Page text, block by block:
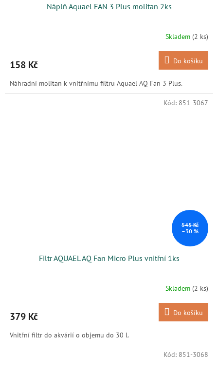
Náplň Aquael FAN 3 Plus molitan 2ks
Skladem (2 ks)
158 Kč Do košíku
Náhradní molitan k vnitřnímu filtru Aquael AQ Fan 3 Plus.
545 Kč
–30 %
Filtr AQUAEL AQ Fan Micro Plus vnitřní 1ks
Skladem (2 ks)
379 Kč Do košíku
Vnitřní filtr do akvárií o objemu do 30 l.
Kód: 851-3067
Kód: 851-3068